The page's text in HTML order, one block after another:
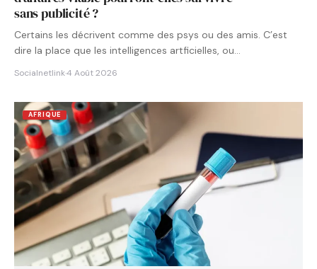
sans publicité ?
Certains les décrivent comme des psys ou des amis. C’est
dire la place que les intelligences artficielles, ou…
Socialnetlink·4 Août 2026
AFRIQUE